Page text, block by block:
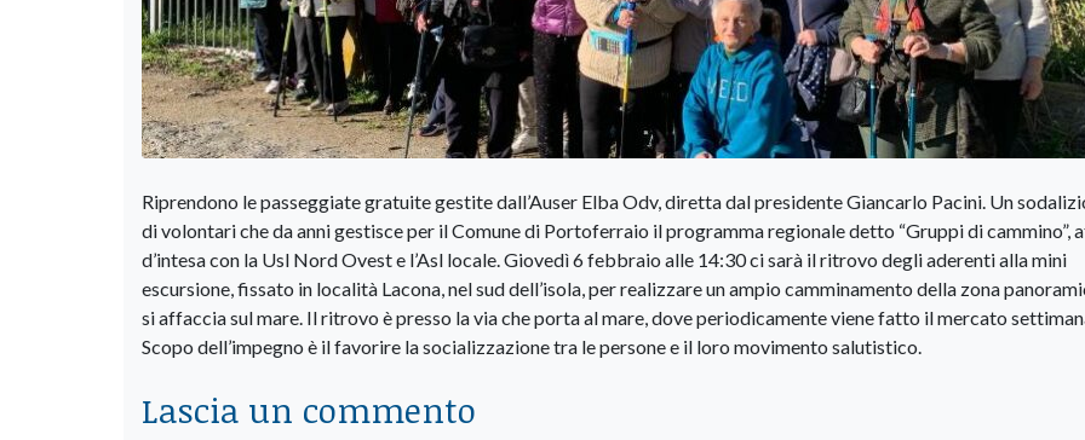
Riprendono le passeggiate gratuite gestite dall’Auser Elba Odv, diretta dal presidente Giancarlo Pacini. Un
di volontari che da anni gestisce per il Comune di Portoferraio il programma regionale detto “Gruppi di cammino”,
d’intesa con la Usl Nord Ovest e l’Asl locale. Giovedì 6 febbraio alle 14:30 ci sarà il ritrovo degli aderenti alla mini
escursione, fissato in località Lacona, nel sud dell’isola, per realizzare un ampio camminamento della zona
si affaccia sul mare. Il ritrovo è presso la via che porta al mare, dove periodicamente viene fatto il mercato
Scopo dell’impegno è il favorire la socializzazione tra le persone e il loro movimento salutistico.
Lascia un commento